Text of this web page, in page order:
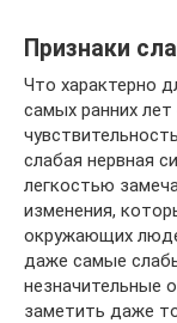
Признаки
Что характерно
самых ранних
слабая нервная
легкостью
изменения,
окружающих
даже самые
незначительные
заметить даже